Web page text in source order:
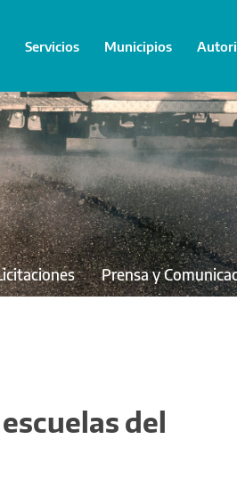
Servicios Municipios
Prensa y
del